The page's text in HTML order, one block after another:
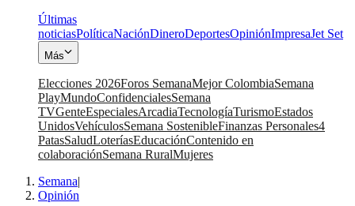
Últimas
noticiasPolíticaNaciónDineroDeportesOpiniónImpresaJet Set
Más
Elecciones 2026Foros SemanaMejor ColombiaSemana
PlayMundoConfidencialesSemana
TVGenteEspecialesArcadiaTecnologíaTurismoEstados
UnidosVehículosSemana SostenibleFinanzas Personales4
PatasSaludLoteríasEducaciónContenido en
colaboraciónSemana RuralMujeres
Semana|
Opinión